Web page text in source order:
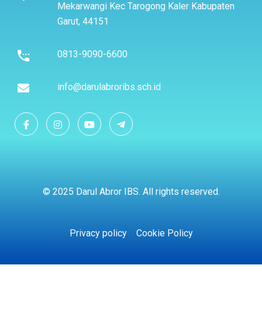
Mekarwangi Kec Tarogong Kaler Kabupaten
Garut, 44151
0813-9090-6600
info@darulabroribs.sch.id
© 2025 Darul Abror IBS. All rights reserved.
Privacy policy Cookie Policy